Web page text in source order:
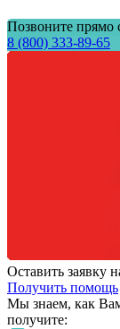
Позвоните прямо
8 (800) 333-89-65
Оставить заявку
Получить помощь
Мы знаем, как
получите: